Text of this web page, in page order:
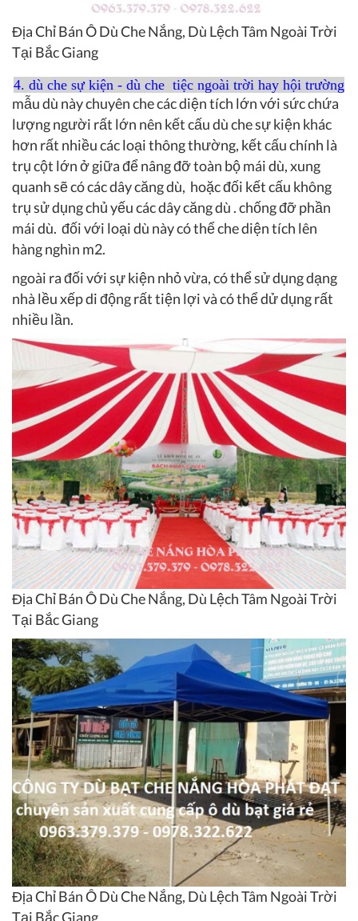
Địa Chỉ Bán Ô Dù Che Nắng, Dù Lệch Tâm Ngoài Trời
Tại Bắc Giang
4. dù che sự kiện - dù che tiệc ngoài trời hay hội trường
mẫu dù này chuyên che các diện tích lớn với sức chứa
lượng người rất lớn nên kết cấu dù che sự kiện khác
hơn rất nhiều các loại thông thường, kết cấu chính là
trụ cột lớn ở giữa để nâng đỡ toàn bộ mái dù, xung
quanh sẽ có các dây căng dù, hoặc đối kết cấu không
trụ sử dụng chủ yếu các dây căng dù . chống đỡ phần
mái dù. đối với loại dù này có thể che diện tích lên
hàng nghìn m2.
ngoài ra đối với sự kiện nhỏ vừa, có thể sử dụng dạng
nhà lều xếp di động rất tiện lợi và có thể dử dụng rất
nhiều lần.
Địa Chỉ Bán Ô Dù Che Nắng, Dù Lệch Tâm Ngoài Trời
Tại Bắc Giang
Địa Chỉ Bán Ô Dù Che Nắng, Dù Lệch Tâm Ngoài Trời
Tại Bắc Giang